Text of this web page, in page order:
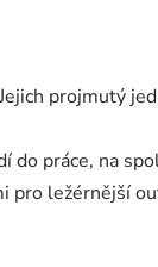
projmutý
práce, na
pro ležérnější